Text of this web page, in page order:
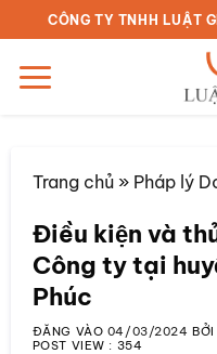
qua
nội
dung
CÔNG TY TNHH LUẬT
Trang chủ» Pháp lý
Điều kiện và
Công ty tại
Phúc
ĐĂNG VÀO 04/03/2024
POST VIEW : 354